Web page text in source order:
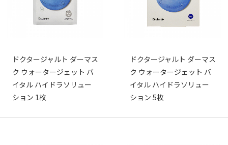
ドクタージャルト ダーマス
ク ウォータージェット バ
イタル ハイドラソリュー
ション 1枚
ドクタージャルト ダーマス
ク ウォータージェット バ
イタル ハイドラソリュー
ション 5枚